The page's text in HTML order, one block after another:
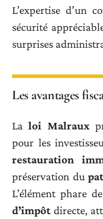
L’expertise d’un
sécurité
surprises
Les avantages
Laloi Malraux
pour les
restauration
préservation du
L’élément phare
d’impôt directe,